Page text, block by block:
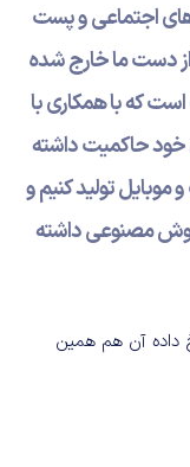
اجتماعی و پست
از دست ما خارج شده
که با همکاری با
خود حاکمیت داشته
تولید کنیم و
مصنوعی داشته
داده آن هم همین